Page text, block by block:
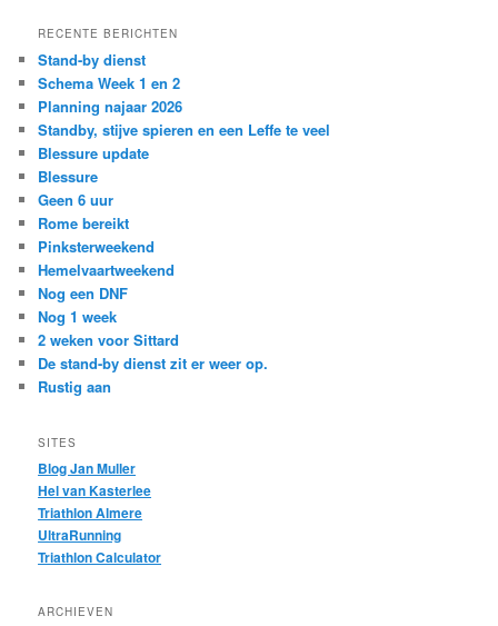
RECENTE BERICHTEN
Stand-by dienst
Schema Week 1 en 2
Planning najaar 2026
Standby, stijve spieren en een Leffe te veel
Blessure update
Blessure
Geen 6 uur
Rome bereikt
Pinksterweekend
Hemelvaartweekend
Nog een DNF
Nog 1 week
2 weken voor Sittard
De stand-by dienst zit er weer op.
Rustig aan
SITES
Blog Jan Muller
Hel van Kasterlee
Triathlon Almere
UltraRunning
Triathlon Calculator
ARCHIEVEN